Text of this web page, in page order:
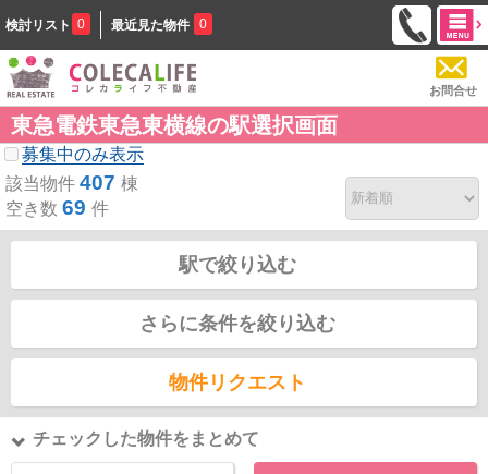
検討リスト 0 最近見た物件 0
お問合せ
東急電鉄東急東横線の駅選択画面
募集中のみ表示
該当物件 407 棟
空き数 69 件
駅で絞り込む
さらに条件を絞り込む
物件リクエスト
チェックした物件をまとめて